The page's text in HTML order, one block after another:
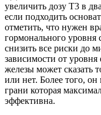
увеличить дозу Т3 в
если подходить
отметить, что нужен
гормонального уровня
снизить все риски до
зависимости от
железы может сказать
или нет. Более того,
грани которая
эффективна.